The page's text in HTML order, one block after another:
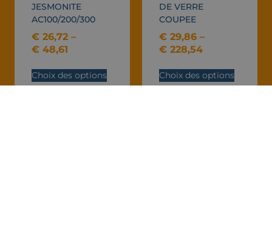
JESMONITE
AC100/200/300
€ 26,72 –
€ 48,61
Choix des options
DE VERRE
COUPEE
€ 29,86 –
€ 228,54
Choix des options